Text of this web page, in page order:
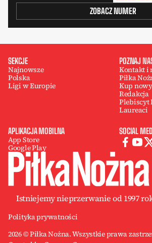
ZOBACZ NUMER
SEKCJE
Najnowsze
Polska
Ligi w Europie
POZNAJ
Kontakt i
Piłka
Kup
Redakcja
Plebiscyt
Laureaci
APLIKACJA MOBILNA
App Store
Google Play
SOCIAL
Istniejemy nieprzerwanie od 1997
Polityka prywatności
2026 © Piłka Nożna. Wszystkie prawa